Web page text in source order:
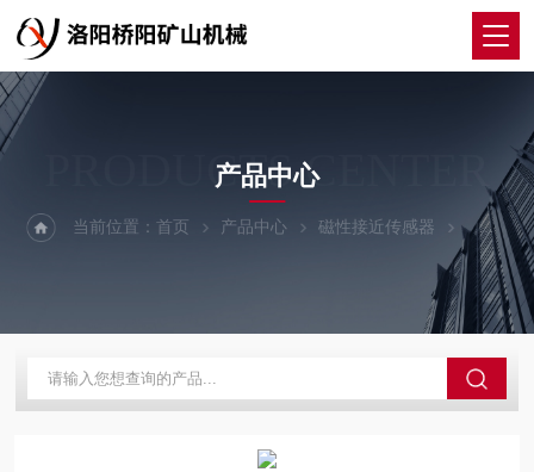
PRODUCTS CENTER
产品中心
当前位置：首页 产品中心 磁性接近传感器 KGE27